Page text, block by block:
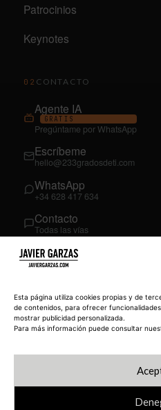
Esta página utiliza cookies propias y de
de contenidos, para ofrecer
mostrar publicidad personalizada.
Para más información puede consultar
Patrocinios
Keynotes
02 CONTACTO
Agente IA
GRATIS
Pregúntame por WhatsApp
Escríbeme
hello@233gradosdeti.com
WhatsApp
+34 628 417 634
Contacto
Todas las vías
03SÍGUEME
YouTube
@JavierGarzas
LinkedIn